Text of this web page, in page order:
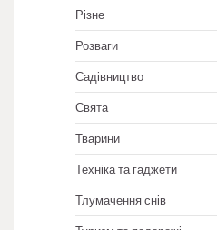
Різне
Розваги
Садівництво
Свята
Тварини
Техніка та гаджети
Тлумачення снів